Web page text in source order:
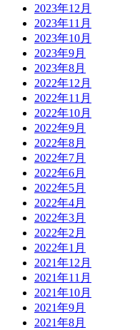
2023年12月
2023年11月
2023年10月
2023年9月
2023年8月
2022年12月
2022年11月
2022年10月
2022年9月
2022年8月
2022年7月
2022年6月
2022年5月
2022年4月
2022年3月
2022年2月
2022年1月
2021年12月
2021年11月
2021年10月
2021年9月
2021年8月